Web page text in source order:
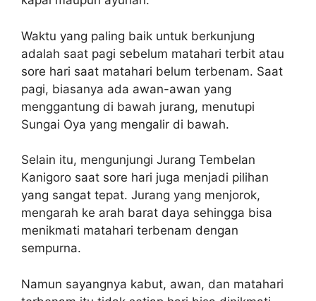
Waktu yang paling baik untuk berkunjung
adalah saat pagi sebelum matahari terbit atau
sore hari saat matahari belum terbenam. Saat
pagi, biasanya ada awan-awan yang
menggantung di bawah jurang, menutupi
Sungai Oya yang mengalir di bawah.
Selain itu, mengunjungi Jurang Tembelan
Kanigoro saat sore hari juga menjadi pilihan
yang sangat tepat. Jurang yang menjorok,
mengarah ke arah barat daya sehingga bisa
menikmati matahari terbenam dengan
sempurna.
Namun sayangnya kabut, awan, dan matahari